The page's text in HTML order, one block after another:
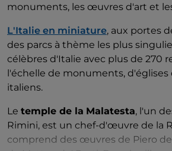
monuments, les œuvres d'art et
L'Italie en miniature, aux portes
des parcs à thème les plus
célèbres d'Italie avec plus de 270
l'échelle de monuments, d'églises
italiens.
Le temple de la Malatesta, l'un
Rimini, est un chef-d'œuvre de la
comprend des œuvres de Piero